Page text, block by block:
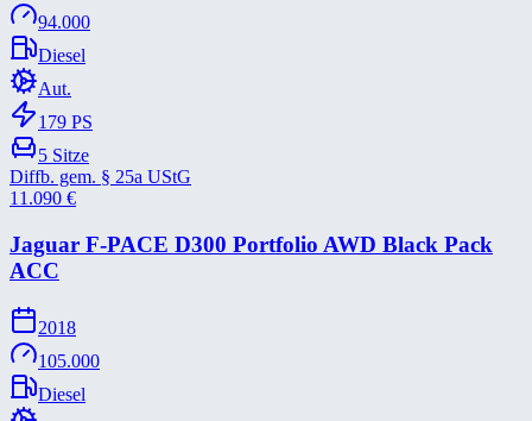
94.000
Diesel
Aut.
179 PS
5 Sitze
Diffb. gem. § 25a UStG
11.090 €
Jaguar F-​PACE D300 Portfolio AWD Black Pack
ACC
2018
105.000
Diesel